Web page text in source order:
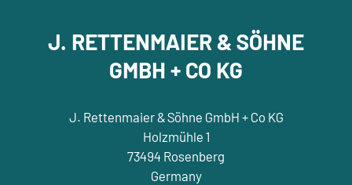
J. RETTENMAIER & SÖHNE
GMBH + CO KG
J. Rettenmaier & Söhne GmbH + Co KG
Holzmühle 1
73494 Rosenberg
Germany